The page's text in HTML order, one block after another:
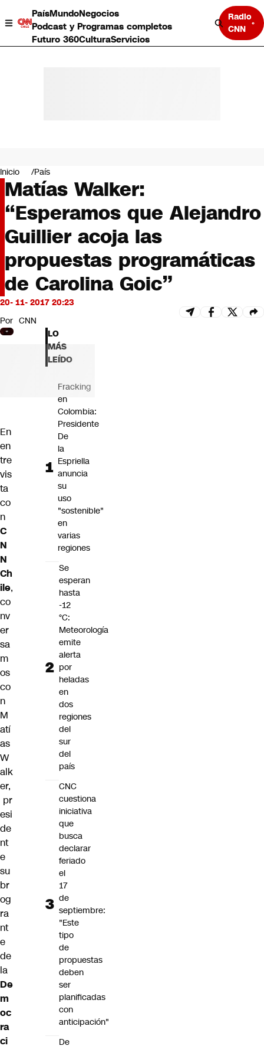
PaísMundoNegocios
Podcast y Programas completos
Futuro 360CulturaServicios
Radio
CNN
Negocios
Deportes
Programas completos
Cultura
Servicios
Bits
CNN tiempo
Futuro 360
Opinión
Inicio País
Matías Walker:
“Esperamos que Alejandro
Guillier acoja las
propuestas programáticas
de Carolina Goic”
20- 11- 2017 20:23
Por CNN
En
en
tre
vis
ta
co
n
C
N
N
Ch
ile,
co
nv
er
sa
m
os
co
n
M
atí
as
W
alk
er,
pr
esi
de
nt
e
su
br
og
ra
nt
e
de
la
De
m
oc
ra
ci
LO
MÁS
LEÍDO
Fracking
en
Colombia:
Presidente
De
la
Espriella
anuncia
su
uso
"sostenible"
en
varias
regiones
Se
esperan
hasta
-12
°C:
Meteorología
emite
alerta
por
heladas
en
dos
regiones
del
sur
del
país
CNC
cuestiona
iniciativa
que
busca
declarar
feriado
el
17
de
septiembre:
"Este
tipo
de
propuestas
deben
ser
planificadas
con
anticipación"
De